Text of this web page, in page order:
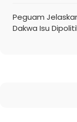
Peguam
Dakwa Isu